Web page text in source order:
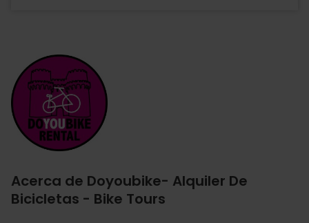
Acerca de Doyoubike- Alquiler De
Bicicletas - Bike Tours
Imagen